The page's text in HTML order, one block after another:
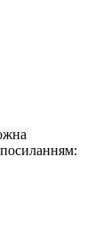
посиланням: